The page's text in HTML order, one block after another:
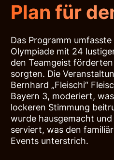
Plan für
Das Programm
Olympiade mit 24
den Teamgeist
sorgten. Die
Bernhard „Fleischi“
Bayern 3, moderiert,
lockeren Stimmung
wurde hausgemacht
serviert, was den
Events unterstrich.